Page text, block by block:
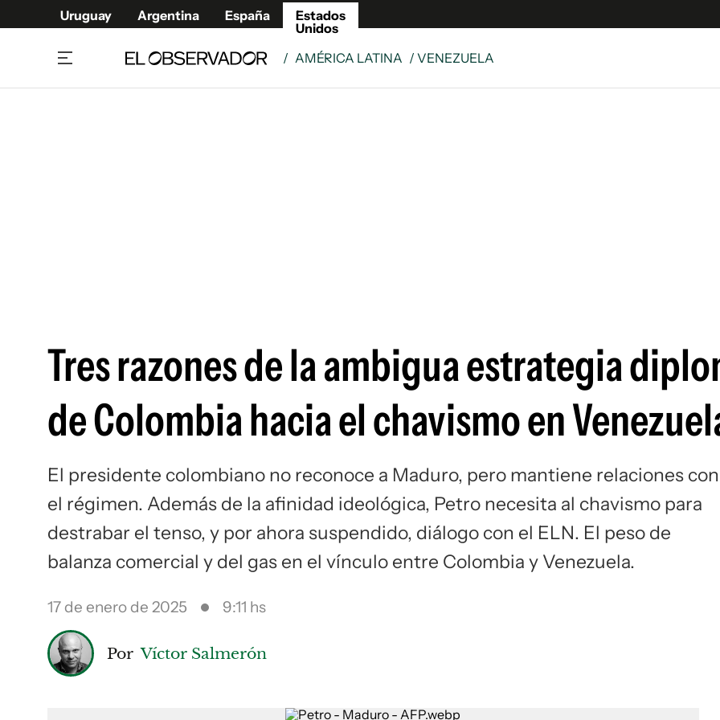
Uruguay Argentina España
Estados
Unidos
/ AMÉRICA LATINA / VENEZUELA
Tres razones de la ambigua estrategia
de Colombia hacia el chavismo en
El presidente colombiano no reconoce a Maduro, pero mantiene relaciones con
el régimen. Además de la afinidad ideológica, Petro necesita al chavismo para
destrabar el tenso, y por ahora suspendido, diálogo con el ELN. El peso de
balanza comercial y del gas en el vínculo entre Colombia y Venezuela.
17 de enero de 2025 9:11 hs
Por Víctor Salmerón